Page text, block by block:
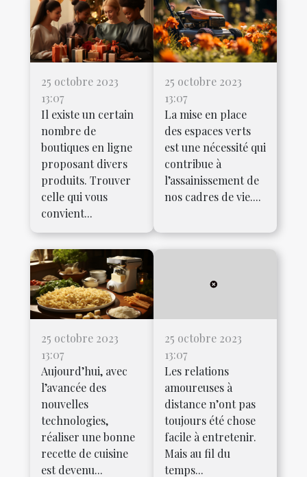
25 octobre 2023
13:07
Il existe un certain
nombre de
boutiques en ligne
proposant divers
produits. Trouver
celle qui vous
convient...
25 octobre 2023
13:07
La mise en place
des espaces verts
est une nécessité qui
contribue à
l’assainissement de
nos cadres de vie....
25 octobre 2023
13:07
Aujourd’hui, avec
l’avancée des
nouvelles
technologies,
réaliser une bonne
recette de cuisine
est devenu...
25 octobre 2023
13:07
Les relations
amoureuses à
distance n’ont pas
toujours été chose
facile à entretenir.
Mais au fil du
temps...